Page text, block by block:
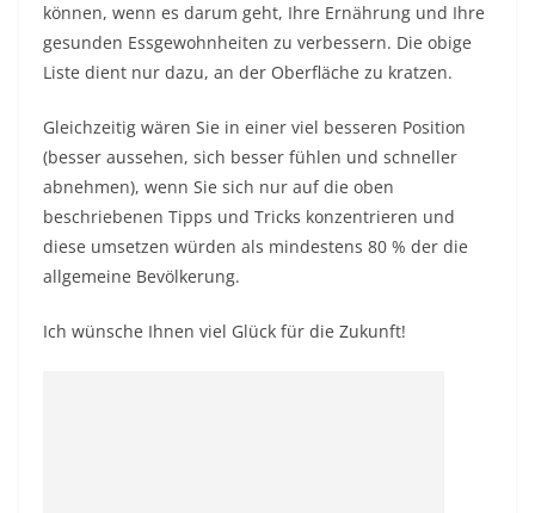
können, wenn es darum geht, Ihre Ernährung und Ihre
gesunden Essgewohnheiten zu verbessern. Die obige
Liste dient nur dazu, an der Oberfläche zu kratzen.
Gleichzeitig wären Sie in einer viel besseren Position
(besser aussehen, sich besser fühlen und schneller
abnehmen), wenn Sie sich nur auf die oben
beschriebenen Tipps und Tricks konzentrieren und
diese umsetzen würden als mindestens 80 % der die
allgemeine Bevölkerung.
Ich wünsche Ihnen viel Glück für die Zukunft!